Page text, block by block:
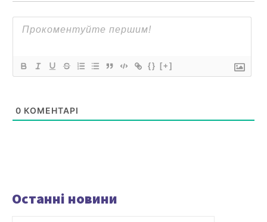
{} [+]
0 КОМЕНТАРІ
Останні новини